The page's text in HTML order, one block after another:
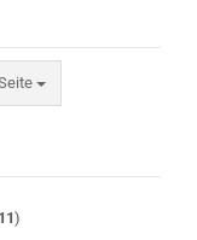
11)